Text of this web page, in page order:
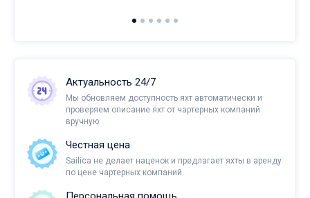
Актуальность 24/7
Мы обновляем доступность яхт автоматически и
проверяем описание яхт от чартерных компаний
вручную
Честная цена
Sailica не делает наценок и предлагает яхты в аренду
по цене чартерных компаний.